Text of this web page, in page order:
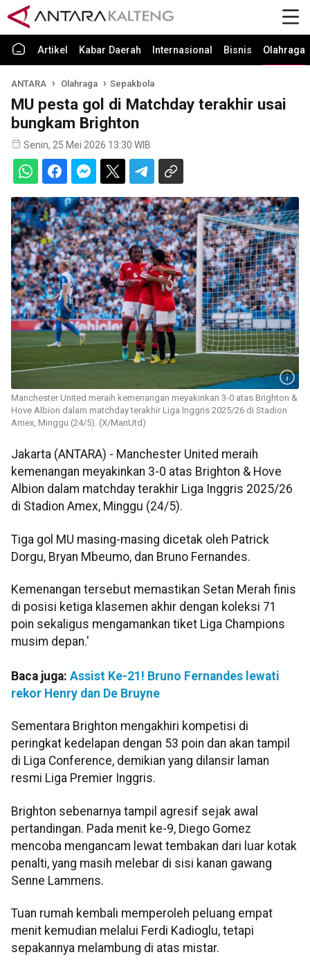
Artikel Kabar Daerah Internasional Bisnis Olahraga
ANTARA Olahraga Sepakbola
MU pesta gol di Matchday terakhir usai
bungkam Brighton
Senin, 25 Mei 2026 13:30 WIB
Manchester United meraih kemenangan meyakinkan 3-0 atas Brighton &
Hove Albion dalam matchday terakhir Liga Inggris 2025/26 di Stadion
Amex, Minggu (24/5). (X/ManUtd)
Jakarta (ANTARA) - Manchester United meraih
kemenangan meyakinkan 3-0 atas Brighton & Hove
Albion dalam matchday terakhir Liga Inggris 2025/26
di Stadion Amex, Minggu (24/5).
Tiga gol MU masing-masing dicetak oleh Patrick
Dorgu, Bryan Mbeumo, dan Bruno Fernandes.
Kemenangan tersebut memastikan Setan Merah finis
di posisi ketiga klasemen akhir dengan koleksi 71
poin sekaligus mengamankan tiket Liga Champions
musim depan.'
Baca juga: Assist Ke-21! Bruno Fernandes lewati
rekor Henry dan De Bruyne
Sementara Brighton mengakhiri kompetisi di
peringkat kedelapan dengan 53 poin dan akan tampil
di Liga Conference, demikian yang dilansir laman
resmi Liga Premier Inggris.
Brighton sebenarnya tampil agresif sejak awal
pertandingan. Pada menit ke-9, Diego Gomez
mencoba mengancam lewat tembakan dari luar kotak
penalti, yang masih melebar di sisi kanan gawang
Senne Lammens.
Tuan rumah kembali memperoleh peluang empat
menit kemudian melalui Ferdi Kadioglu, tetapi
sepakannya melambung di atas mistar.